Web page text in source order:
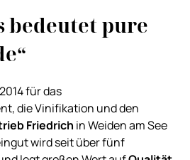
bedeutet pure
für das
die Vinifikation und den
Friedrich in Weiden am See
wird seit über fünf